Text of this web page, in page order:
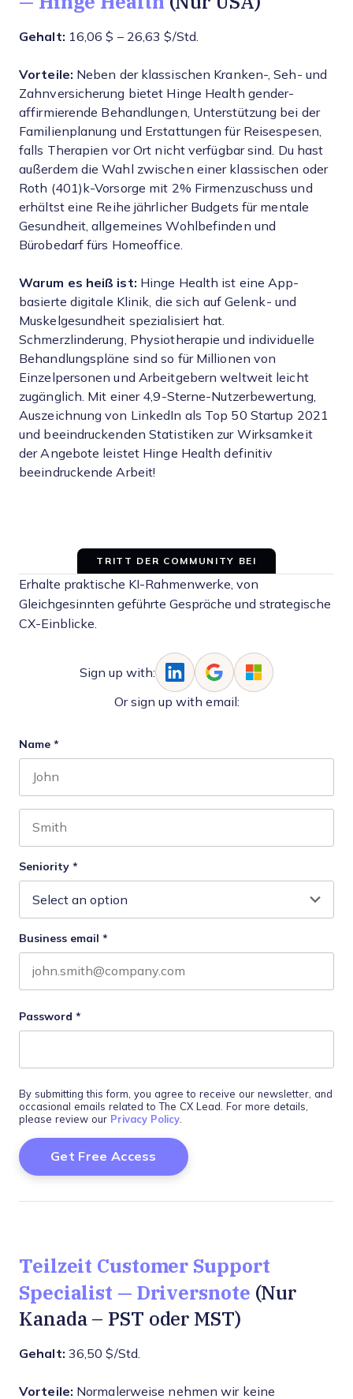
Gehalt: 16,06 $ – 26,63 $/Std.
Vorteile: Neben der klassischen Kranken-, Seh- und
Zahnversicherung bietet Hinge Health gender-
affirmierende Behandlungen, Unterstützung bei der
Familienplanung und Erstattungen für Reisespesen,
falls Therapien vor Ort nicht verfügbar sind. Du hast
außerdem die Wahl zwischen einer klassischen oder
Roth (401)k-Vorsorge mit 2% Firmenzuschuss und
erhältst eine Reihe jährlicher Budgets für mentale
Gesundheit, allgemeines Wohlbefinden und
Bürobedarf fürs Homeoffice.
Warum es heiß ist: Hinge Health ist eine App-
basierte digitale Klinik, die sich auf Gelenk- und
Muskelgesundheit spezialisiert hat.
Schmerzlinderung, Physiotherapie und individuelle
Behandlungspläne sind so für Millionen von
Einzelpersonen und Arbeitgebern weltweit leicht
zugänglich. Mit einer 4,9-Sterne-Nutzerbewertung,
Auszeichnung von LinkedIn als Top 50 Startup 2021
und beeindruckenden Statistiken zur Wirksamkeit
der Angebote leistet Hinge Health definitiv
beeindruckende Arbeit!
TRITT DER COMMUNITY BEI
Erhalte praktische KI-Rahmenwerke, von
Gleichgesinnten geführte Gespräche und strategische
CX-Einblicke.
Sign up with:
Or sign up with email:
Name *
Seniority *
Business email *
Password *
By submitting this form, you agree to receive our newsletter, and
occasional emails related to The CX Lead. For more details,
please review our Privacy Policy.
Teilzeit Customer Support
Specialist — Driversnote (Nur
Kanada – PST oder MST)
Gehalt: 36,50 $/Std.
Vorteile: Normalerweise nehmen wir keine